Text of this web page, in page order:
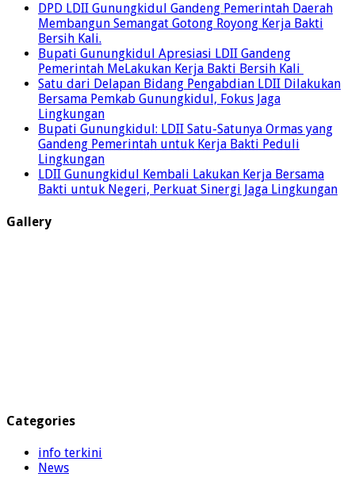
DPD LDII Gunungkidul Gandeng Pemerintah Daerah
Membangun Semangat Gotong Royong Kerja Bakti
Bersih Kali.
Bupati Gunungkidul Apresiasi LDII Gandeng
Pemerintah MeLakukan Kerja Bakti Bersih Kali ‎
Satu dari Delapan Bidang Pengabdian LDII Dilakukan
Bersama Pemkab Gunungkidul, Fokus Jaga
Lingkungan
Bupati Gunungkidul: LDII Satu-Satunya Ormas yang
Gandeng Pemerintah untuk Kerja Bakti Peduli
Lingkungan
LDII Gunungkidul Kembali Lakukan Kerja Bersama
Bakti untuk Negeri, Perkuat Sinergi Jaga Lingkungan
Gallery
Categories
info terkini
News